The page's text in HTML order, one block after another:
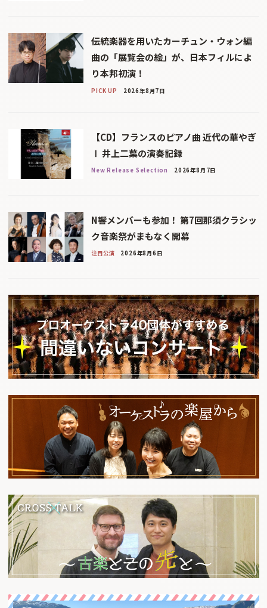
伝統楽器を用いたカーチュン・ウォン編
曲の「展覧会の絵」が、日本フィルによ
り本邦初演！
PICK UP 2026年8月7日
【CD】フランスのピアノ曲 近代の華やぎ
Ⅰ 井上二葉の演奏記録
New Release Selection 2026年8月7日
N響メンバーも参加！ 第7回那須クラシッ
ク音楽祭がまもなく開幕
注目公演 2026年8月6日